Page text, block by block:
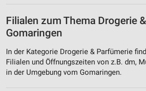
Filialen zum Thema Drogerie
Gomaringen
In der Kategorie Drogerie & Parfümerie
Filialen und Öffnungszeiten von z.B. dm,
in der Umgebung vom Gomaringen.